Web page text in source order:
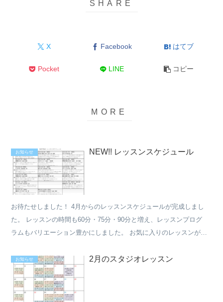
X Facebook はてブ
Pocket LINE コピー
お知らせ NEW!! レッスンスケジュール
お待たせしました！ 4月からのレッスンスケジュールが完成しまし
た。 レッスンの時間も60分・75分・90分と増え、レッスンプログ
ラムもバリエーション豊かにしました。 お気に入りのレッスンが見
お知らせ 2月のスタジオレッスン